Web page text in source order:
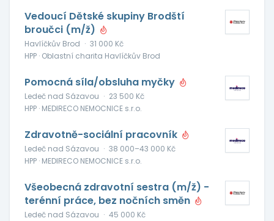
Vedoucí Dětské skupiny Brodští
broučci (m/ž)
Havlíčkův Brod · 31 000 Kč
HPP · Oblastní charita Havlíčkův Brod
Pomocná síla/obsluha myčky
Ledeč nad Sázavou · 23 500 Kč
HPP · MEDIRECO NEMOCNICE s.r.o.
Zdravotně-sociální pracovník
Ledeč nad Sázavou · 38 000–43 000 Kč
HPP · MEDIRECO NEMOCNICE s.r.o.
Všeobecná zdravotní sestra (m/ž) -
terénní práce, bez nočních směn
Ledeč nad Sázavou · 45 000 Kč